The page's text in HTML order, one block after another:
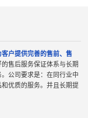
户提供完善的售前、售
的售后服务保证体系与长期
公司要求是：在同行业中
优质的服务。并且长期提